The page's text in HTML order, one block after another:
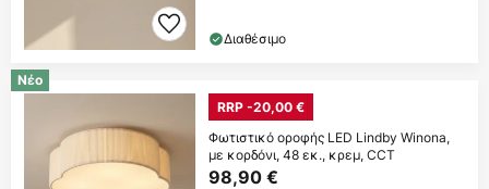
Διαθέσιμο
Νέο
RRP -20,00 €
Φωτιστικό οροφής LED Lindby Winona,
με κορδόνι, 48 εκ., κρεμ, CCT
98,90 €